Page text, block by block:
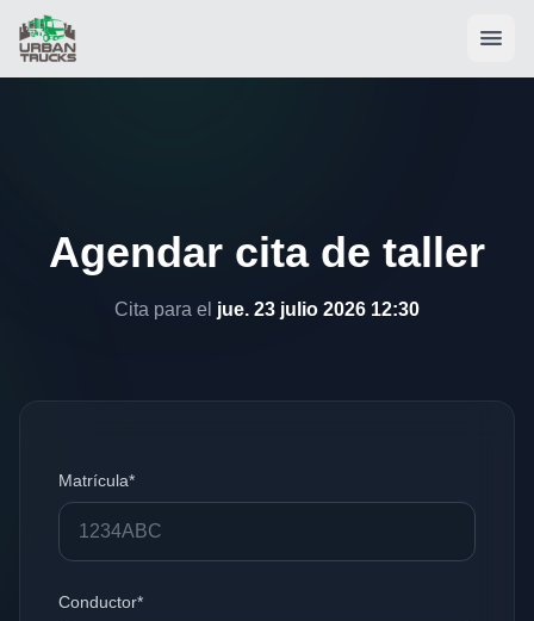
Agendar cita de taller
Cita para el jue. 23 julio 2026 12:30
Matrícula*
Conductor*